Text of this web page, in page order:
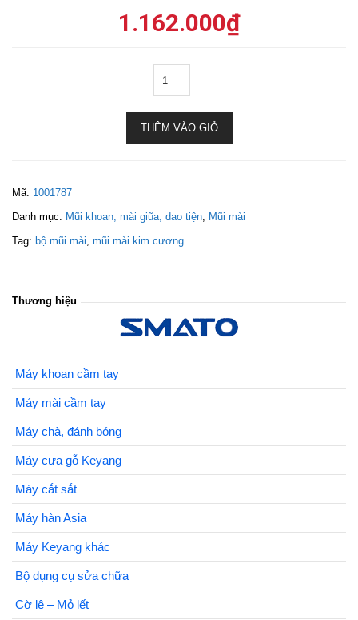
1.162.000₫
THÊM VÀO GIỎ
Mã: 1001787
Danh mục: Mũi khoan, mài giũa, dao tiện, Mũi mài
Tag: bộ mũi mài, mũi mài kim cương
Thương hiệu
Máy khoan cầm tay
Máy mài cầm tay
Máy chà, đánh bóng
Máy cưa gỗ Keyang
Máy cắt sắt
Máy hàn Asia
Máy Keyang khác
Bộ dụng cụ sửa chữa
Cờ lê – Mỏ lết